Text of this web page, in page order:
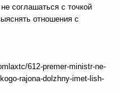
соглашаться с точкой
отношения с
612-premer-ministr-ne-
rajona-dolzhny-imet-lish-